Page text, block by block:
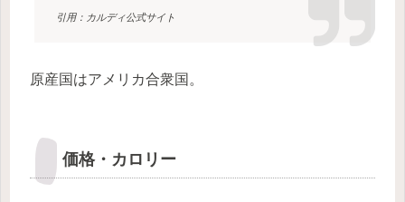
引用：カルディ公式サイト
原産国はアメリカ合衆国。
価格・カロリー